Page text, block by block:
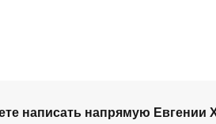
написать напрямую Евгении